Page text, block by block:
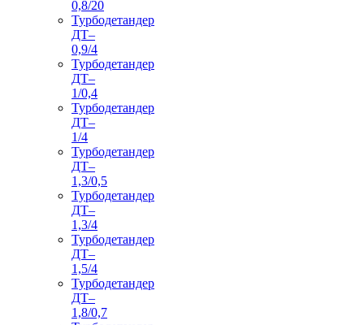
0,8/20
Турбодетандер
ДТ–
0,9/4
Турбодетандер
ДТ–
1/0,4
Турбодетандер
ДТ–
1/4
Турбодетандер
ДТ–
1,3/0,5
Турбодетандер
ДТ–
1,3/4
Турбодетандер
ДТ–
1,5/4
Турбодетандер
ДТ–
1,8/0,7